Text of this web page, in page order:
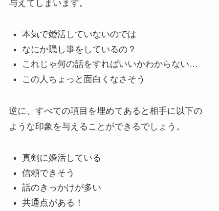
与えてしまいます。
本気で婚活していないのでは
なにか隠し事をしているの？
これじゃ何の話をすればいいかわからない…
この人ちょっと面白くなさそう
逆に、すべての項目を埋めてあると相手に以下の
ような印象を与えることができるでしょう。
真剣に婚活している
信頼できそう
話のきっかけが多い
共通点がある！